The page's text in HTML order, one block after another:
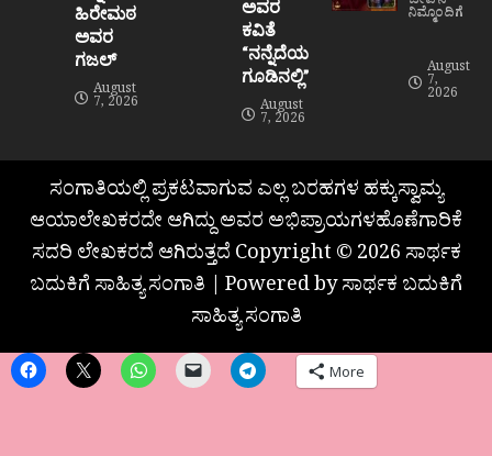
ಹಿರೇಮಠ
ಅವರ
ಗಜಲ್
August
7, 2026
ಅವರ
ಕವಿತೆ
“ನನ್ನೆದೆಯ
ಗೂಡಿನಲ್ಲಿ”
August
7, 2026
ನಿಮ್ಮೊಂದಿಗೆ
August
7,
2026
ಸಂಗಾತಿಯಲ್ಲಿ ಪ್ರಕಟವಾಗುವ ಎಲ್ಲ ಬರಹಗಳ ಹಕ್ಕುಸ್ವಾಮ್ಯ
ಆಯಾಲೇಖಕರದೇ ಆಗಿದ್ದು ಅವರ ಅಭಿಪ್ರಾಯಗಳಹೊಣೆಗಾರಿಕೆ
ಸದರಿ ಲೇಖಕರದೆ ಆಗಿರುತ್ತದೆ Copyright © 2026 ಸಾರ್ಥಕ
ಬದುಕಿಗೆ ಸಾಹಿತ್ಯ ಸಂಗಾತಿ | Powered by ಸಾರ್ಥಕ ಬದುಕಿಗೆ
ಸಾಹಿತ್ಯ ಸಂಗಾತಿ
More